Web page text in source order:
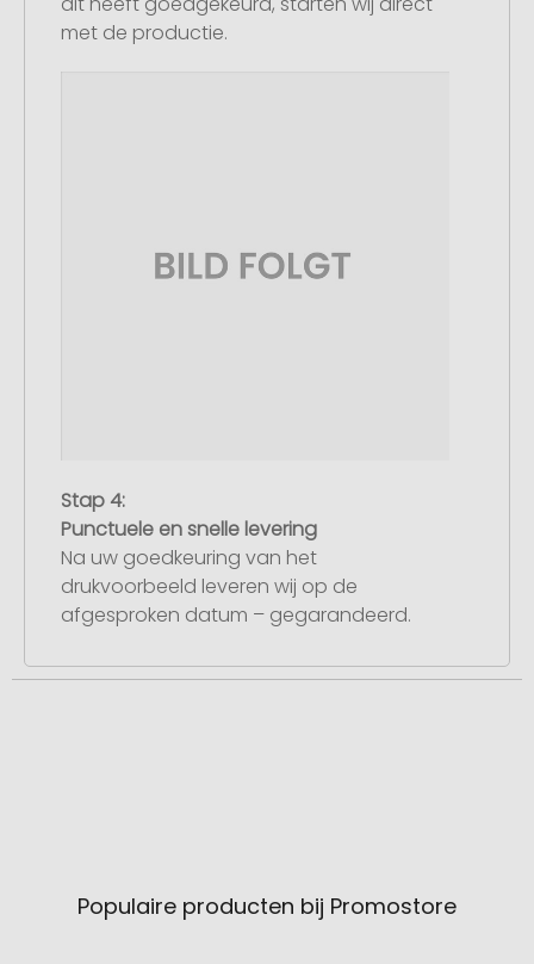
met de productie.
Stap 4:
Punctuele en snelle levering
Na uw goedkeuring van het
drukvoorbeeld leveren wij op de
afgesproken datum – gegarandeerd.
Populaire producten bij Promostore